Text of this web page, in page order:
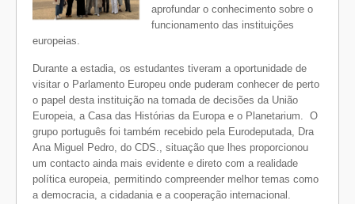
aprofundar o conhecimento sobre o
funcionamento das instituições
europeias.
Durante a estadia, os estudantes tiveram a oportunidade de
visitar o Parlamento Europeu onde puderam conhecer de perto
o papel desta instituição na tomada de decisões da União
Europeia, a Casa das Histórias da Europa e o Planetarium. O
grupo português foi também recebido pela Eurodeputada, Dra
Ana Miguel Pedro, do CDS., situação que lhes proporcionou
um contacto ainda mais evidente e direto com a realidade
política europeia, permitindo compreender melhor temas como
a democracia, a cidadania e a cooperação internacional.